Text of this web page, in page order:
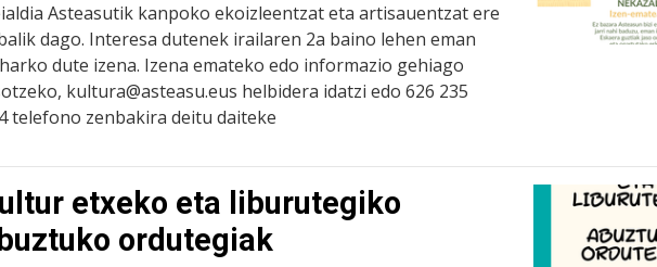
Asteasutik kanpoko ekoizleentzat eta artisauentzat ere
dago. Interesa dutenek irailaren 2a baino lehen eman
dute izena. Izena emateko edo informazio gehiago
kultura@asteasu.eus helbidera idatzi edo 626 235
telefono zenbakira deitu daiteke
etxeko eta liburutegiko
ordutegiak